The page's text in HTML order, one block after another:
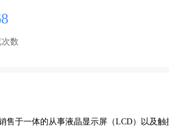
数
于一体的从事液晶显示屏（LCD）以及触